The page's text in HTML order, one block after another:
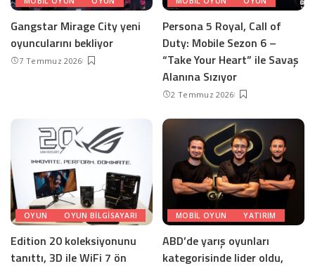
Gangstar Mirage City yeni
oyuncularını bekliyor
7 Temmuz 2026
Persona 5 Royal, Call of
Duty: Mobile Sezon 6 –
“Take Your Heart” ile Savaş
Alanına Sızıyor
2 Temmuz 2026
OYUN OYUN BILGISAYARI
Edition 20 koleksiyonunu
tanıttı, 3D ile WiFi 7 ön
MOBIL OYUN YATIRIM
ABD’de yarış oyunları
kategorisinde lider oldu,